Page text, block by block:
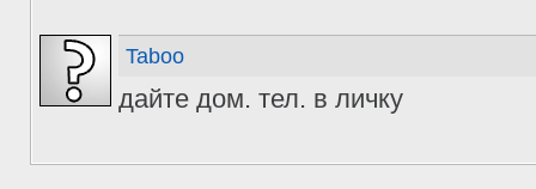
Taboo
дайте дом. тел. в личку